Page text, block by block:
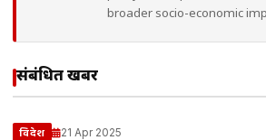
broader socio-economic
संबंधित खबरें
विदेश 21 Apr 2025